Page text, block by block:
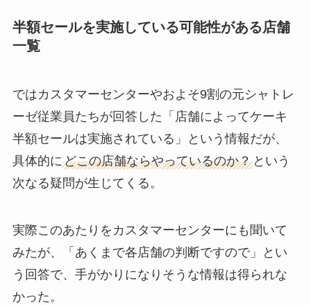
半額セールを実施している可能性がある店舗
一覧
ではカスタマーセンターやおよそ9割の元シャトレ
ーゼ従業員たちが回答した「店舗によってケーキ
半額セールは実施されている」という情報だが、
具体的にどこの店舗ならやっているのか？という
次なる疑問が生じてくる。
実際このあたりをカスタマーセンターにも聞いて
みたが、「あくまで各店舗の判断ですので」とい
う回答で、手がかりになりそうな情報は得られな
かった。